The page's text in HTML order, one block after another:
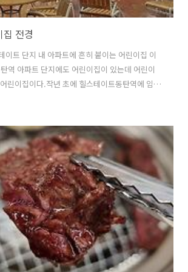
전경
이트 단지 내 아파트에 흔히 붙이는 어린이집 이
역 아파트 단지에도 어린이집이 있는데 어린이
린이집이다.작년 초에 힐스테이트동탄역에 임장
어서 본문에 첨부했다. 시간이 되면 최근 사진